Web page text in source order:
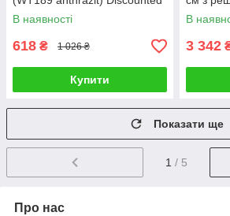
В наявності
618 ₴ 1 026 ₴
Купити
В
3 342
Показати ще
1 / 5
Про нас